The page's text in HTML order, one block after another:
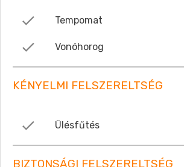
Tempomat
Vonóhorog
KÉNYELMI FELSZERELTSÉG
Ülésfűtés
BIZTONSÁGI FELSZERELTSÉG